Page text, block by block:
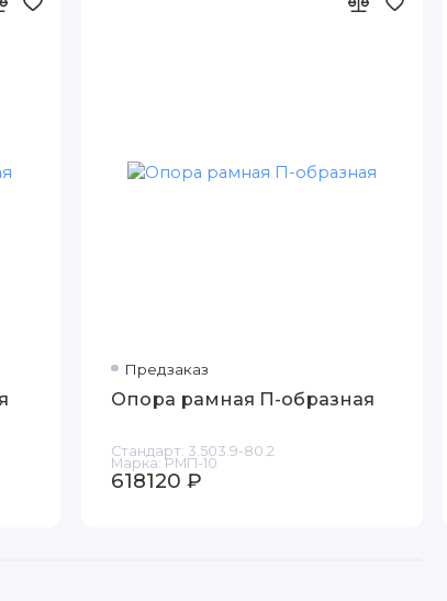
Предзаказ
Опора рамная П-образная
Марка: РМП-10
Стандарт: 3.503.9-80.2
618120 ₽